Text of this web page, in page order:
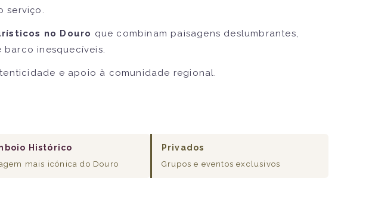
serviço.
no Douro que combinam paisagens deslumbrantes,
inesquecíveis.
e apoio à comunidade regional.
Histórico
mais icónica do Douro
Privados
Grupos e eventos exclusivos